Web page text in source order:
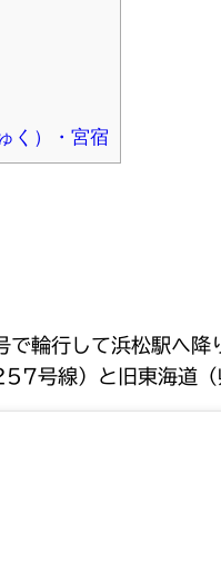
く）・宮宿
で輪行して浜松駅へ
号線）と旧東海道